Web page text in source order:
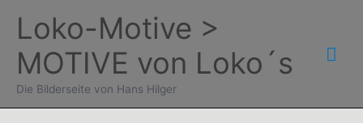
springen
Loko-Motive >
MOTIVE von Loko´s
Die Bilderseite von Hans Hilger